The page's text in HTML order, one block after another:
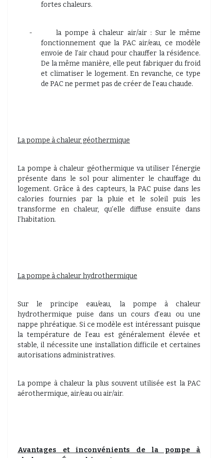
fortes chaleurs.
-
la pompe à chaleur air/air : Sur le même
fonctionnement que la PAC air/eau, ce modèle
envoie de l’air chaud pour chauffer la résidence.
De la même manière, elle peut fabriquer du froid
et climatiser le logement. En revanche, ce type
de PAC ne permet pas de créer de l’eau chaude.
La pompe à chaleur géothermique
La pompe à chaleur géothermique va utiliser l’énergie
présente dans le sol pour alimenter le chauffage du
logement. Grâce à des capteurs, la PAC puise dans les
calories fournies par la pluie et le soleil puis les
transforme en chaleur, qu’elle diffuse ensuite dans
l’habitation.
La pompe à chaleur hydrothermique
Sur le principe eau/eau, la pompe à chaleur
hydrothermique puise dans un cours d’eau ou une
nappe phréatique. Si ce modèle est intéressant puisque
la température de l’eau est généralement élevée et
stable, il nécessite une installation difficile et certaines
autorisations administratives.
La pompe à chaleur la plus souvent utilisée est la PAC
aérothermique, air/eau ou air/air.
Avantages et inconvénients de la pompe à